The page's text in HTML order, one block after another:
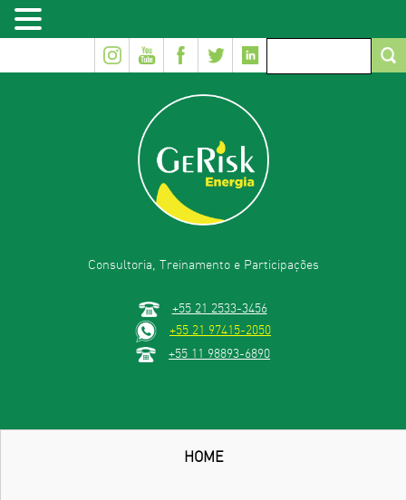
Consultoria, Treinamento e Participações
+55 21 2533-3456
+55 21 97415-2050
+55 11 98893-6890
HOME